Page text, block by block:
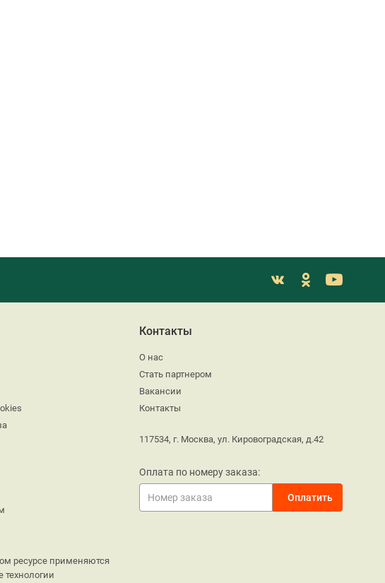
ресурсе применяются
технологии
Контакты
О нас
Стать партнером
Вакансии
Контакты
117534, г. Москва, ул. Кировоградская, д.42
Оплата по номеру заказа: